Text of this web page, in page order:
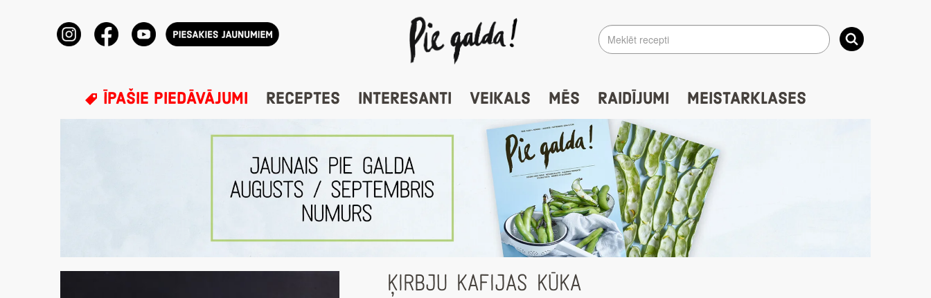
ĪPAŠIE PIEDĀVĀJUMI RECEPTES INTERESANTI VEIKALS MĒS RAIDĪJUMI MEISTARKLASES
ĶIRBJU KAFIJAS KŪKA